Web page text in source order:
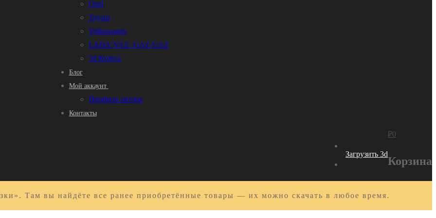
Opel
Toyota
Volkswagen
LADA-VAZ- GAZ-UAZ
3d Колеса
Блог
Мой аккаунт
Профиль автора
Контакты
Загрузить 3d
₽0
Корзина
Там вы найдёте все ранее приобретённые товары — их можно скачать в любое время.